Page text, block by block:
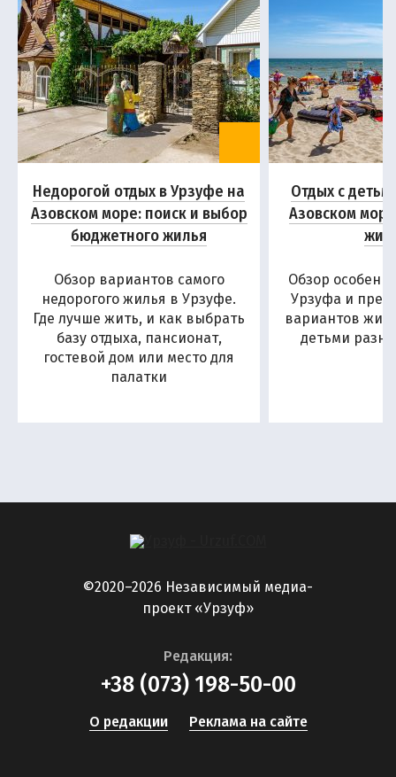
Недорогой отдых в Урзуфе на
Азовском море: поиск и выбор
бюджетного жилья
Обзор вариантов самого
недорогого жилья в Урзуфе.
Где лучше жить, и как выбрать
базу отдыха, пансионат,
гостевой дом или место для
палатки
Отдых с
Азовском
Обзор
Урзуфа и
вариантов
детьми
©2020–2026 Независимый медиа-
проект «Урзуф»
Редакция:
+38 (073) 198-50-00
О редакции Реклама на сайте